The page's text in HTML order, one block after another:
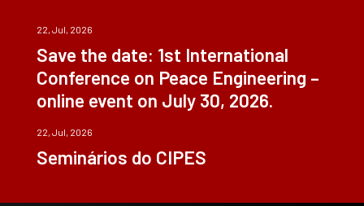
22, Jul, 2026
Save the date: 1st International
Conference on Peace Engineering –
online event on July 30, 2026.
22, Jul, 2026
Seminários do CIPES